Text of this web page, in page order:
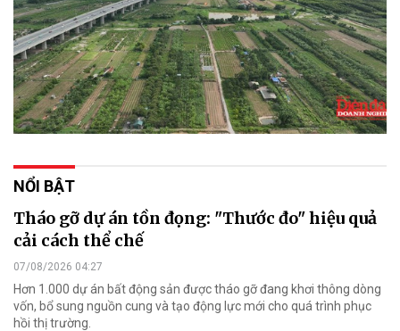
NỔI BẬT
Tháo gỡ dự án tồn đọng: "Thước đo" hiệu quả
cải cách thể chế
07/08/2026 04:27
Hơn 1.000 dự án bất động sản được tháo gỡ đang khơi thông dòng
vốn, bổ sung nguồn cung và tạo động lực mới cho quá trình phục
hồi thị trường.